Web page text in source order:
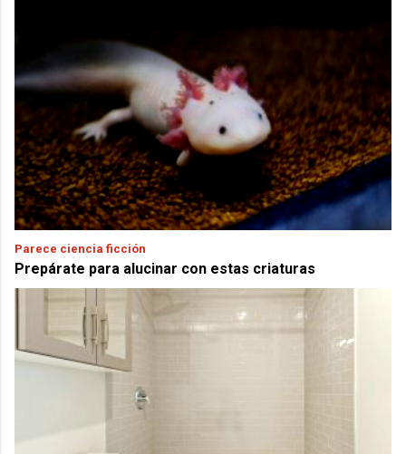
Parece ciencia ficción
Prepárate para alucinar con estas criaturas